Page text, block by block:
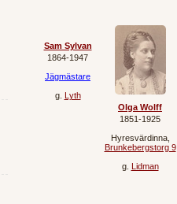
Sam Sylvan
1864‐1947
Jägmästare
g. Lyth
Olga Wolff
1851‐1925
Hyresvärdinna,
Brunkebergstorg 9
g. Lidman